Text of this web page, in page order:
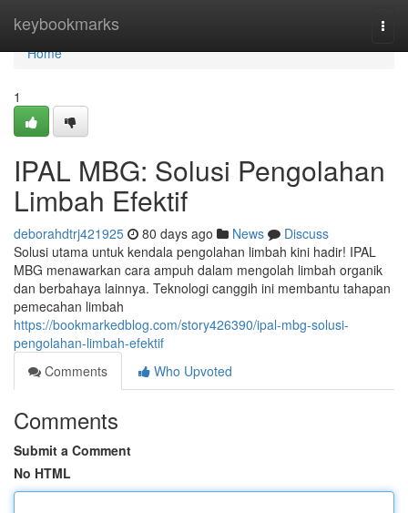
keybookmarks
Home
Home
1
IPAL MBG: Solusi Pengolahan
Limbah Efektif
deborahdtrj421925 80 days ago News
Discuss
Solusi utama untuk kendala pengolahan limbah kini hadir! IPAL
MBG menawarkan cara ampuh dalam mengolah limbah organik
dan berbahaya lainnya. Teknologi canggih ini membantu tahapan
pemecahan limbah
https://bookmarkedblog.com/story426390/ipal-mbg-solusi-
pengolahan-limbah-efektif
Comments
Who Upvoted
Comments
Submit a Comment
No HTML